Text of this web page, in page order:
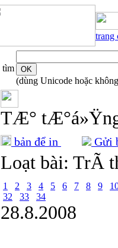
trang
tìm
(dùng Unicode hoặc
TÆ°
bản để in Gửi
Loạt bài: TrÃ­
1 2 3 4 5 6 7 8 9
32
33 34
28.8.2008